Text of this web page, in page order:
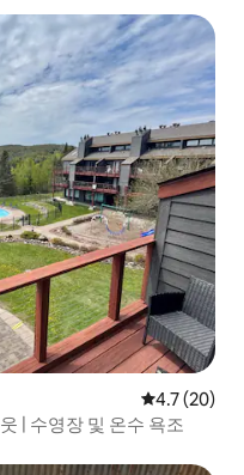
평점 4.7점(5
4.7 (20)
| 수영장 및 온수 욕조